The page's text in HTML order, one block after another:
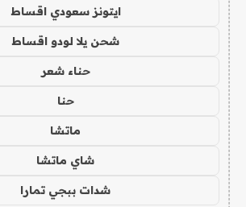
ايتونز سعودي اقساط
شحن يلا لودو اقساط
حناء شعر
حنا
ماتشا
شاي ماتشا
شدات ببجي تمارا